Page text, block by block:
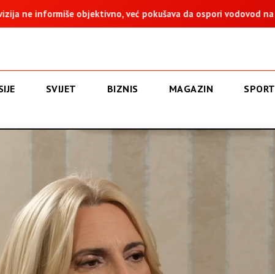
objektivno, već pokušava da ospori vodovod na Vučijaku
SVIJET BIZNIS MAGAZIN SPORT